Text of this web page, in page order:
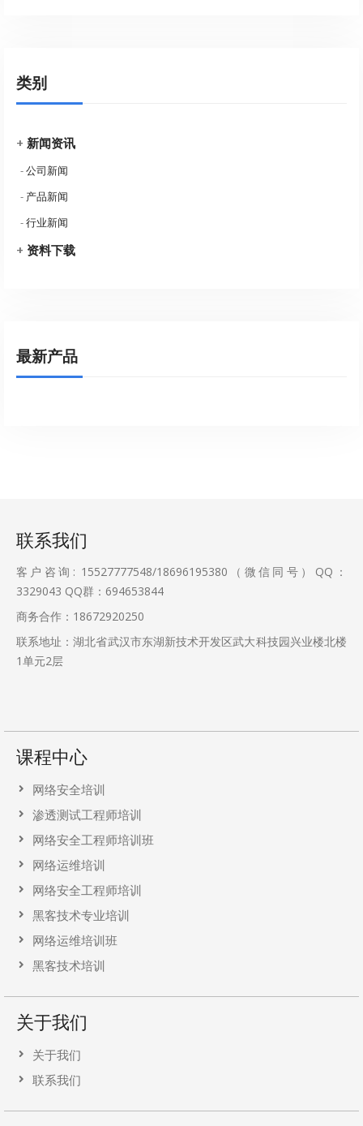
类别
+ 新闻资讯
-公司新闻
- 产品新闻
-行业新闻
+ 资料下载
最新产品
联系我们
客户咨询: 15527777548/18696195380（微信同号）QQ：
3329043 QQ群：694653844
商务合作：18672920250
联系地址：湖北省武汉市东湖新技术开发区武大科技园兴业楼北楼
1单元2层
课程中心
网络安全培训
渗透测试工程师培训
网络安全工程师培训班
网络运维培训
网络安全工程师培训
黑客技术专业培训
网络运维培训班
黑客技术培训
关于我们
关于我们
联系我们